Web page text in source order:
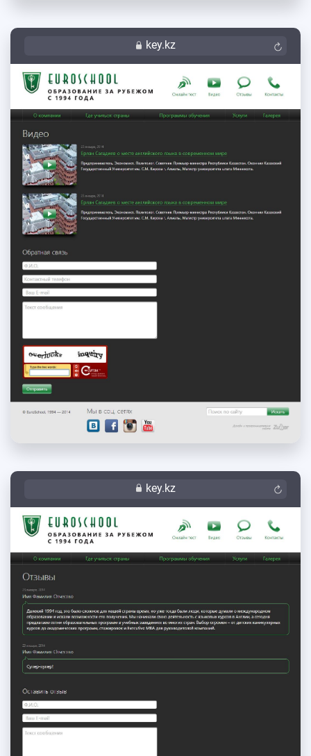
key.kz
key.kz